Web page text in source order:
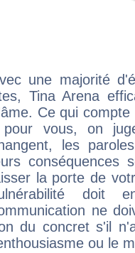
une majorité
Tina Arena
Ce qui
vous, on
les
conséquences
la porte de
doit
ne
du concret s'il
ou le